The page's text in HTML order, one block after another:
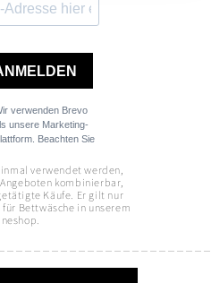
verwendet werden,
kombinierbar,
Käufe. Er gilt nur
Bettwäsche in unserem